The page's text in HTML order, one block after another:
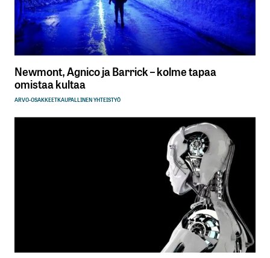
Newmont, Agnico ja Barrick – kolme tapaa
omistaa kultaa
ARVO-OSAKKEETKAUPALLINEN YHTEISTYÖ